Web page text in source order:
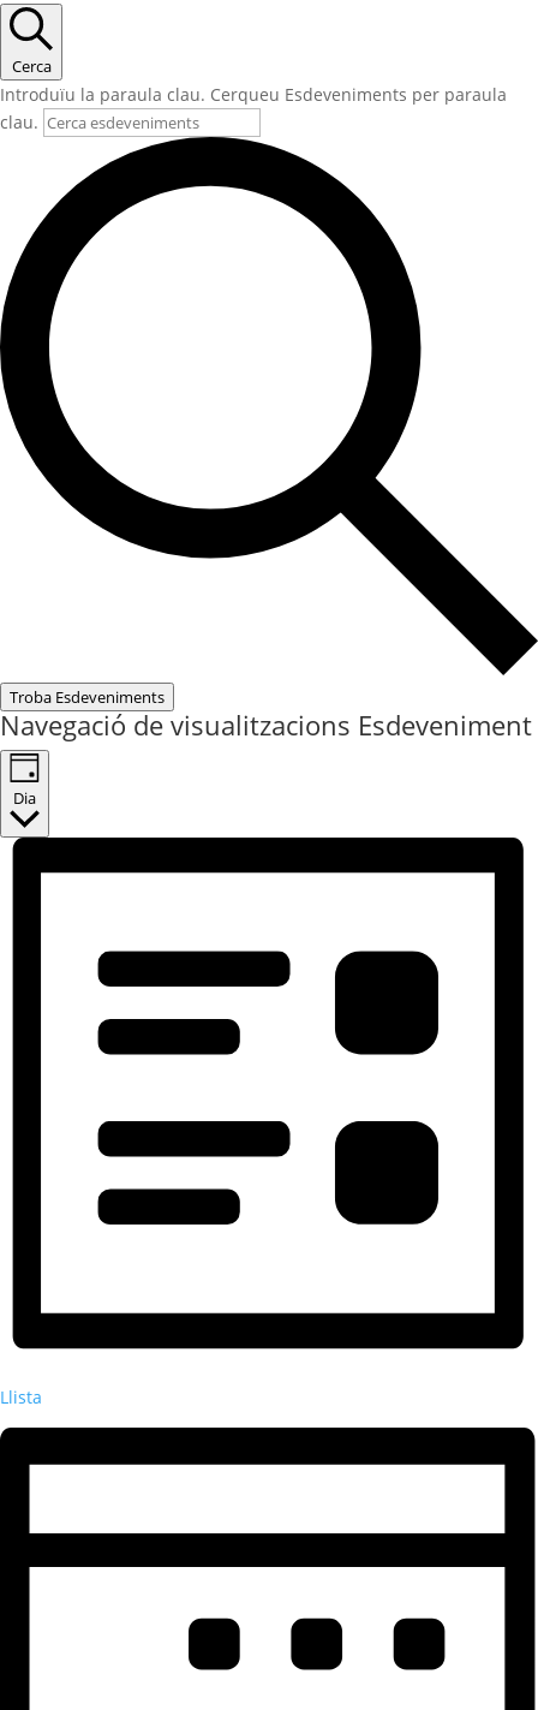
Cerca
Introduïu la paraula clau. Cerqueu Esdeveniments per paraula
clau.
Troba Esdeveniments
Navegació de visualitzacions Esdeveniment
Dia
Llista